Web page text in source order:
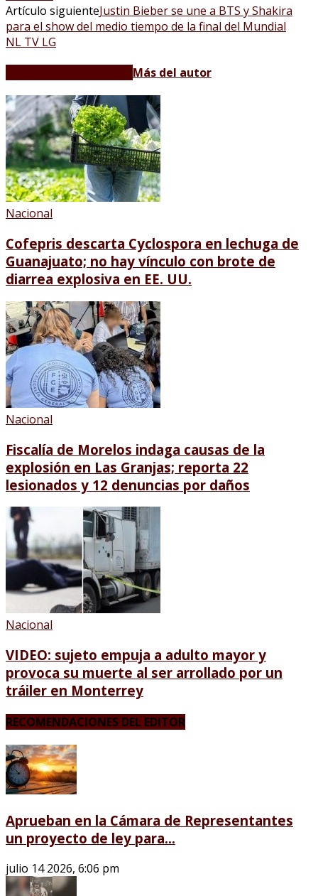
Artículo siguienteJustin Bieber se une a BTS y Shakira
para el show del medio tiempo de la final del Mundial
NL TV LG
Más del autor
Nacional
Cofepris descarta Cyclospora en lechuga de
Guanajuato; no hay vínculo con brote de
diarrea explosiva en EE. UU.
Nacional
Fiscalía de Morelos indaga causas de la
explosión en Las Granjas; reporta 22
lesionados y 12 denuncias por daños
Nacional
VIDEO: sujeto empuja a adulto mayor y
provoca su muerte al ser arrollado por un
tráiler en Monterrey
RECOMENDACIONES DEL EDITOR
Aprueban en la Cámara de Representantes
un proyecto de ley para...
julio 14 2026, 6:06 pm